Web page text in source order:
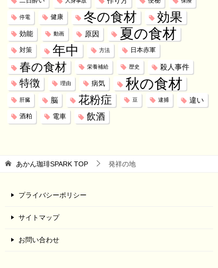
停電 健康 冬の食材 効果
効能 動画 原因 夏の食材
対策 年中 方法 日本赤軍
春の食材 栄養補給 歴史 殺人事件
特徴 理由 病気 秋の食材
肝臓 脳 花粉症 豆 逮捕 違い
酒粕 電車 飲酒
あかん珈琲SPARK TOP 発祥の地
プライバシーポリシー
サイトマップ
お問い合わせ